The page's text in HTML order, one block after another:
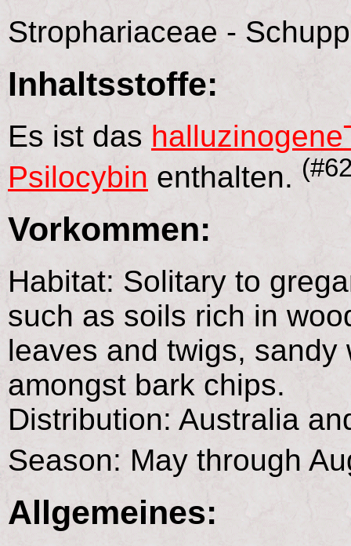
Strophariaceae -
Inhaltsstoffe:
Es ist das
Psilocybin enthalten.
Vorkommen:
Habitat: Solitary to
such as soils rich in
leaves and twigs,
amongst bark chips.
Distribution: Australia
Season: May through
Allgemeines: